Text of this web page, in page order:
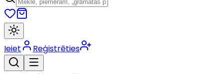
Ieiet Reģistrēties